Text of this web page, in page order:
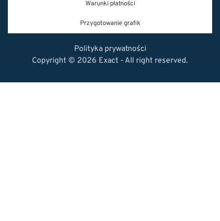
Warunki płatności
Przygotowanie grafik
Polityka prywatności
Copyright © 2026 Exact - All right reserved.